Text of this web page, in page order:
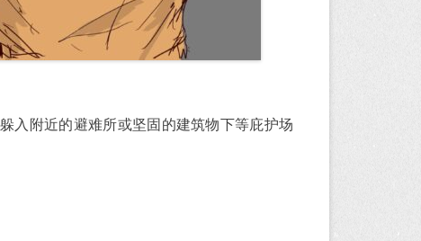
入附近的避难所或坚固的建筑物下等庇护场